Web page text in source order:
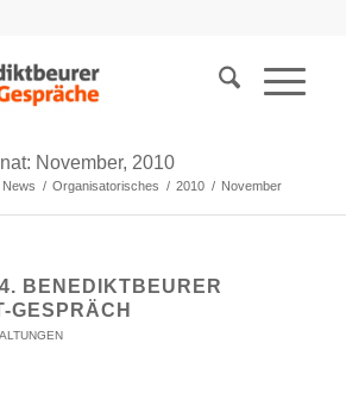
November, 2010
News / Organisatorisches / 2010 / November
BENEDIKTBEURER
GESPRÄCH